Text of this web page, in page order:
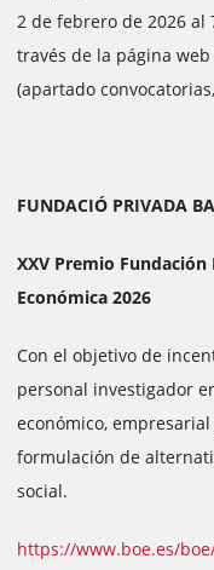
2 de febrero de 2026 al
través de la página
(apartado
FUNDACIÓ PRIVADA
XXV Premio
Económica 2026
Con el objetivo de
personal investigador
económico,
formulación de
social.
https://www.boe.es/